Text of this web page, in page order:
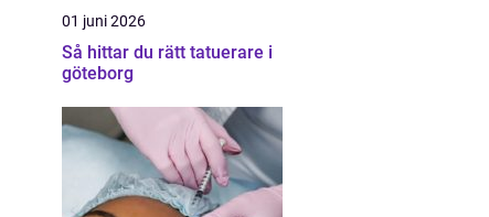
01 juni 2026
Så hittar du rätt tatuerare i
göteborg